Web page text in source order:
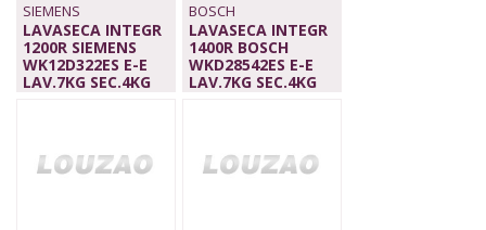
SIEMENS
LAVASECA INTEGR
1200R SIEMENS
WK12D322ES E-E
LAV.7KG SEC.4KG
BOSCH
LAVASECA INTEGR
1400R BOSCH
WKD28542ES E-E
LAV.7KG SEC.4KG